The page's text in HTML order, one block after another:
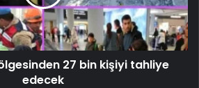
27 bin kişiyi tahliye
edecek